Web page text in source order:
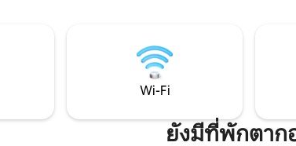
à
ville Chiens
Wi-Fi
ยังมีที่พักตาก